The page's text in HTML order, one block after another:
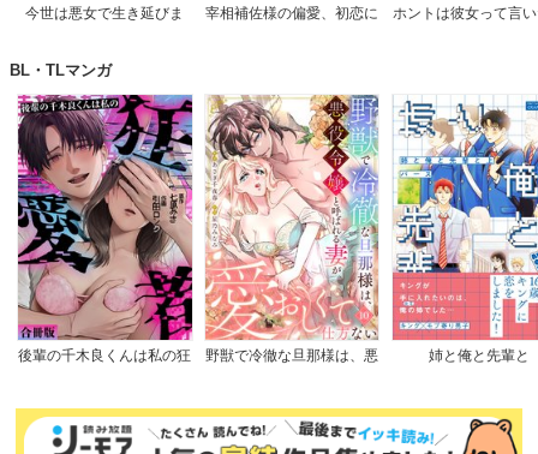
今世は悪女で生き延びま
します～
宰相補佐様の偏愛、初恋に
ホントは彼女って言
BL・TLマンガ
後輩の千木良くんは私の狂
野獣で冷徹な旦那様は、悪
姉と俺と先輩と